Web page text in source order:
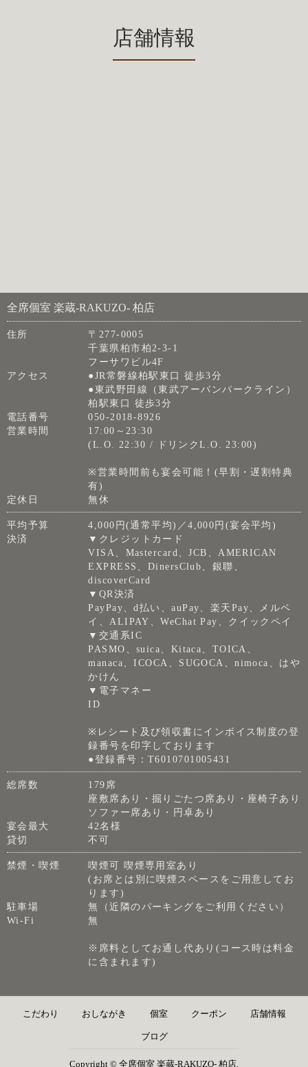
店舗情報
全席個室 楽蔵‐RAKUZO‐ 柏店
住所
〒277-0005
千葉県柏市柏2-3-1
フーサワビル4F
アクセス
●JR常磐線柏駅東口 徒歩3分
●東武野田線（東武アーバンパークライン）
柏駅東口 徒歩3分
電話番号
050-2018-8926
営業時間
17:00～23:30
(L.O. 22:30 / ドリンクL.O. 23:00)
※営業時間前も宴会可能！(早割・遅割特典
有)
定休日
無休
平均予算
4,000円(通常平均)／4,000円(宴会平均)
決済
▼クレジットカード
VISA、Mastercard、JCB、AMERICAN
EXPRESS、DinersClub、銀聯、
discoverCard
▼QR決済
PayPay、d払い、auPay、楽天Pay、メルペ
イ、ALIPAY、WeChat Pay、クイックペイ
▼交通系IC
PASMO、suica、Kitaca、TOICA、
manaca、ICOCA、SUGOCA、nimoca、はや
かけん
▼電子マネー
ID
※レシート及び領収書にインボイス制度の登
録番号を印字しております
●登録番号：T6010701005431
総席数
179席
座敷席あり・掘りごたつ席あり・座椅子あり
ソファー席あり・円卓あり
宴会最大
42名様
貸切
不可
禁煙・喫煙
喫煙可 喫煙専用室あり
(お席とは別に喫煙スペースをご用意してお
ります)
駐車場
無（近隣のパーキングをご利用ください）
Wi-Fi
無
※席料としてお通し代あり(コース時は料金
に含まれます)
こだわり おしながき 個室 クーポン 店舗情報
ブログ
Copyright © 全席個室 楽蔵‐RAKUZO‐ 柏店.